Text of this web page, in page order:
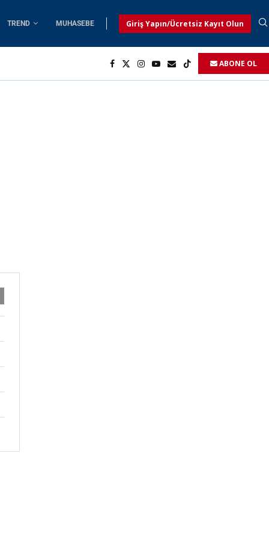
TREND MUHASEBE Giriş Yapın/Ücretsiz Kayıt Olun
ABONE OL